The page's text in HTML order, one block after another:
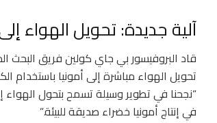
آلية جديدة: تحويل الهواء
قاد البروفيسور بي جاي كولين فريق
تحويل الهواء مباشرة إلى أمونيا باستخدام
“نجحنا في تطوير وسيلة تسمح بتحول الهواء
في إنتاج أمونيا خضراء صديقة للبيئة.”